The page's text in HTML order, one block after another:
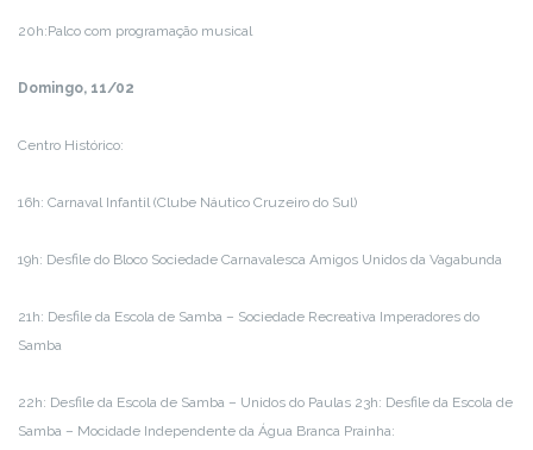
20h:Palco com programação musical
Domingo, 11/02
Centro Histórico:
16h: Carnaval Infantil (Clube Náutico Cruzeiro do Sul)
19h: Desfile do Bloco Sociedade Carnavalesca Amigos Unidos da Vagabunda
21h: Desfile da Escola de Samba – Sociedade Recreativa Imperadores do
Samba
22h: Desfile da Escola de Samba – Unidos do Paulas 23h: Desfile da Escola de
Samba – Mocidade Independente da Água Branca Prainha: